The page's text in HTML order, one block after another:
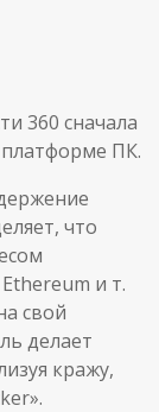
360 сначала
ПК.
что
и т.
свой
делает
кражу,